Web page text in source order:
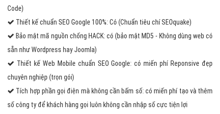
Code)
Thiết kế chuẩn SEO Google 100%: Có (Chuẩn tiêu chí SEOquake)
Bảo mật mã nguồn chống HACK: có (bảo mật MD5 - Không dùng web có
sẵn như Wordpress hay Joomla)
Thiết kế Web Mobile chuẩn SEO Google: có miến phí Reponsive đẹp
chuyên nghiệp (trọn gói)
Tích hợp phần gọi điện mà không cần bấm số: có miến phí tạo và thêm
số công ty để khách hàng gọi luôn không cần nhập số cực tiện lợi